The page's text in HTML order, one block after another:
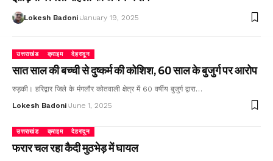
Lokesh Badoni January 19, 2025
उत्तराखंड क्राइम देहरादून
सात साल की बच्ची से दुष्कर्म की कोशिश, 60 साल के बुजुर्ग पर आरोप
रुड़की। हरिद्वार जिले के मंगलौर कोतवाली क्षेत्र में 60 वर्षीय बुजुर्ग द्वारा…
Lokesh Badoni June 1, 2025
उत्तराखंड क्राइम देहरादून
फरार चल रहा कैदी मुठभेड़ में घायल